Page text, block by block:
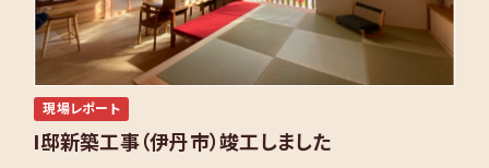
現場レポート
I邸新築工事（伊丹市）竣工しました